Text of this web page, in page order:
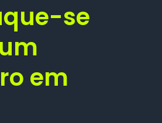
se
em